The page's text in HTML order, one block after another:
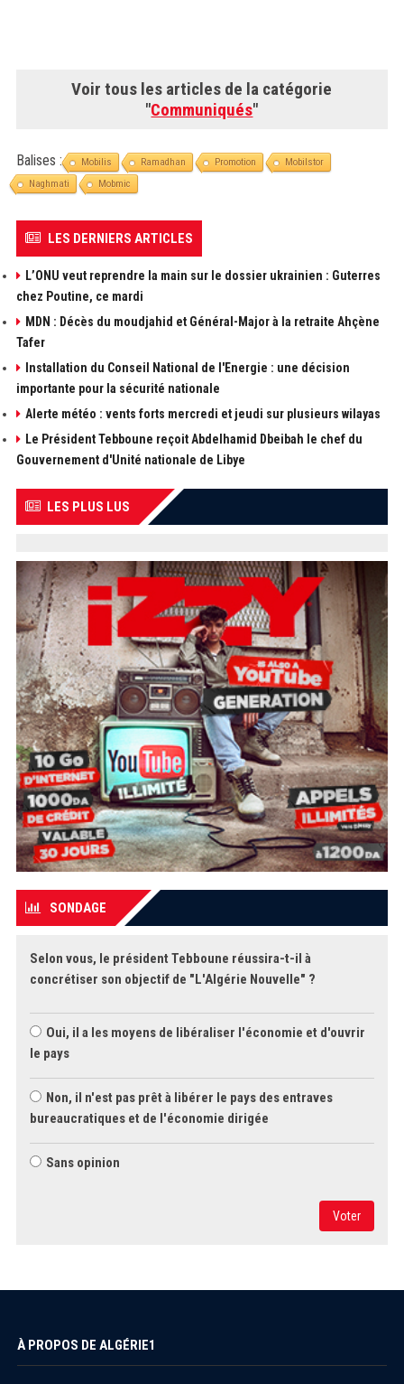
Voir tous les articles de la catégorie
"Communiqués"
Balises : Mobilis Ramadhan Promotion
Mobilstor
Naghmati
Mobmic
LES DERNIERS ARTICLES
L’ONU veut reprendre la main sur le dossier ukrainien : Guterres
chez Poutine, ce mardi
MDN : Décès du moudjahid et Général-Major à la retraite Ahçène
Tafer
Installation du Conseil National de l'Energie : une décision
importante pour la sécurité nationale
Alerte météo : vents forts mercredi et jeudi sur plusieurs wilayas
Le Président Tebboune reçoit Abdelhamid Dbeibah le chef du
Gouvernement d'Unité nationale de Libye
LES PLUS LUS
SONDAGE
Selon vous, le président Tebboune réussira-t-il à
concrétiser son objectif de "L'Algérie Nouvelle" ?
Oui, il a les moyens de libéraliser l'économie et d'ouvrir
le pays
Non, il n'est pas prêt à libérer le pays des entraves
bureaucratiques et de l'économie dirigée
Sans opinion
Voter
À PROPOS DE ALGÉRIE1